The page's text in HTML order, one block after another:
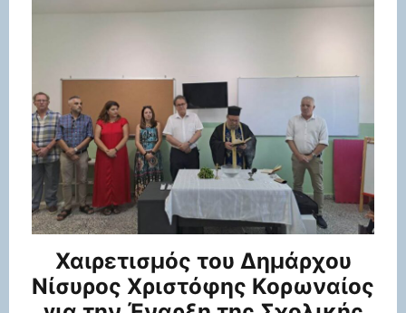
Χαιρετισμός του Δημάρχου
Νίσυρος Χριστόφης Κορωναίος